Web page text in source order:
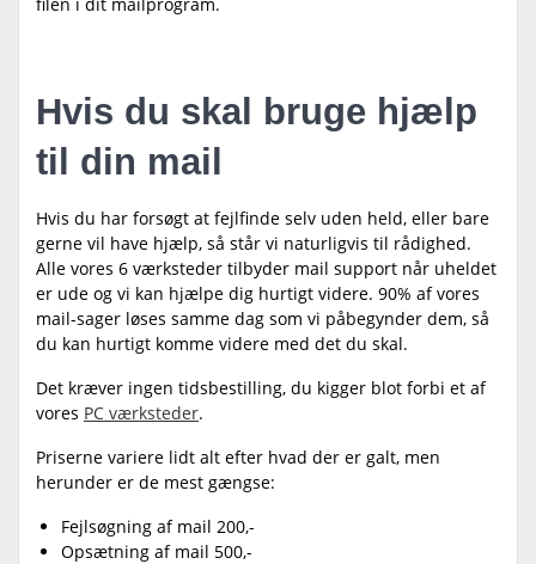
Hvis du skal bruge hjælp
til din mail
Hvis du har forsøgt at fejlfinde selv uden held, eller bare
gerne vil have hjælp, så står vi naturligvis til rådighed.
Alle vores 6 værksteder tilbyder mail support når uheldet
er ude og vi kan hjælpe dig hurtigt videre. 90% af vores
mail-sager løses samme dag som vi påbegynder dem, så
du kan hurtigt komme videre med det du skal.
Det kræver ingen tidsbestilling, du kigger blot forbi et af
vores PC værksteder.
Priserne variere lidt alt efter hvad der er galt, men
herunder er de mest gængse:
Fejlsøgning af mail 200,-
Opsætning af mail 500,-